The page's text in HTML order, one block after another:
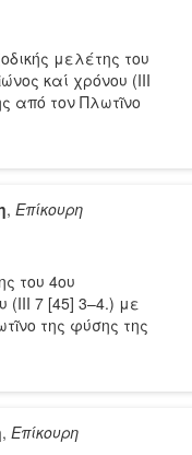
μελέτης του
καί χρόνου (ΙΙΙ
από τον Πλωτῖνο
, Επίκουρη
του 4ου
7 [45] 3–4.) με
της φύσης της
, Επίκουρη